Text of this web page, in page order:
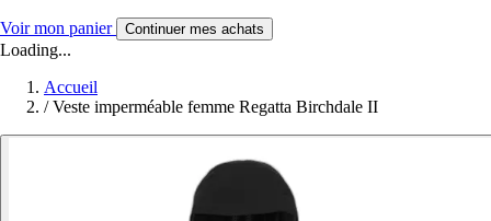
Voir mon panier Continuer mes achats
Loading...
Accueil
/ Veste imperméable femme Regatta Birchdale II